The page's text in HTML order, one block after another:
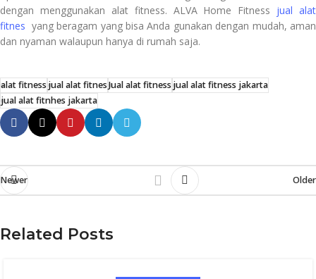
dengan menggunakan alat fitness. ALVA Home Fitness jual alat
fitnes yang beragam yang bisa Anda gunakan dengan mudah, aman
dan nyaman walaupun hanya di rumah saja.
alat fitnessjual alat fitnesJual alat fitnessjual alat fitness jakarta
jual alat fitnhes jakarta
Newer Older
Related Posts